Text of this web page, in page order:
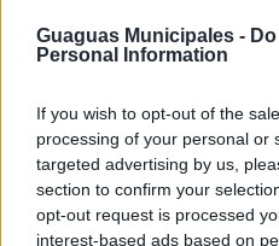
Guaguas Municipales -
Personal Information
If you wish to opt-out of the
processing of your personal or
targeted advertising by us,
section to confirm your
opt-out request is processed
interest-based ads based on
automática telescópica
puntos de conexión USB,
para pasajeros.
Estas nuevas unidades, en
tiempos y con la
clientes que está
través de los dispositivos
puntos de conexión USB
recargar las baterías de sus